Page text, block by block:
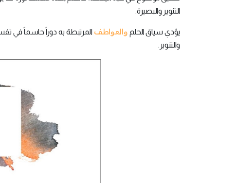
التنوير والبصيرة.
يؤدي سياق الحلم والعواطف المرتبطة به دوراً حاسماً في
والتنوير.